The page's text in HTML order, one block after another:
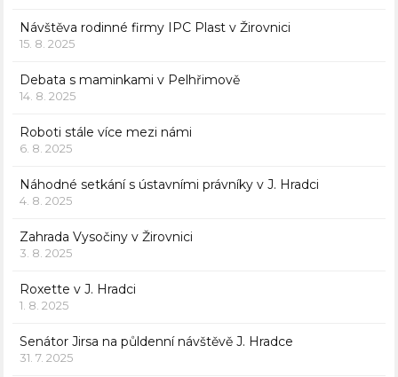
Návštěva rodinné firmy IPC Plast v Žirovnici
15. 8. 2025
Debata s maminkami v Pelhřimově
14. 8. 2025
Roboti stále více mezi námi
6. 8. 2025
Náhodné setkání s ústavními právníky v J. Hradci
4. 8. 2025
Zahrada Vysočiny v Žirovnici
3. 8. 2025
Roxette v J. Hradci
1. 8. 2025
Senátor Jirsa na půldenní návštěvě J. Hradce
31. 7. 2025